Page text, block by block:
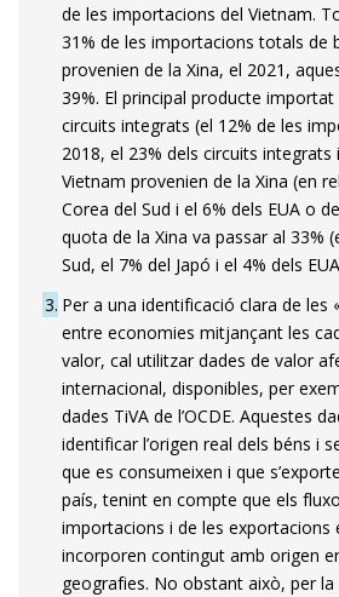
de les importacions del Vietnam.
31% de les importacions totals de
provenien de la Xina, el 2021,
39%. El principal producte
circuits integrats (el 12% de les
2018, el 23% dels circuits
Vietnam provenien de la Xina (en
Corea del Sud i el 6% dels EUA o
quota de la Xina va passar al 33%
Sud, el 7% del Japó i el 4% dels
3 Per a una identificació clara de les
entre economies mitjançant les
valor, cal utilitzar dades de valor
internacional, disponibles, per
dades TiVA de l’OCDE. Aquestes
identificar l’origen real dels béns i
que es consumeixen i que
país, tenint en compte que els
importacions i de les exportacions
incorporen contingut amb origen
geografies. No obstant això, per